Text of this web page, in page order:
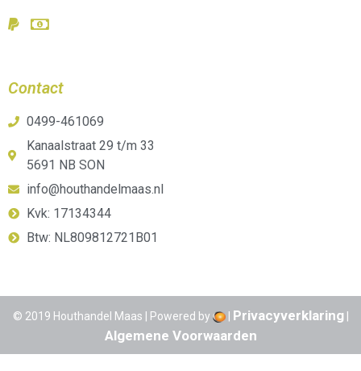
Contact
0499-461069
Kanaalstraat 29 t/m 33
5691 NB SON
info@houthandelmaas.nl
Kvk: 17134344
Btw: NL809812721B01
© 2019 Houthandel Maas | Powered by | Privacyverklaring|
Algemene Voorwaarden